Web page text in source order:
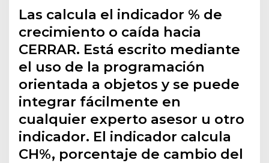
Las calcula el indicador % de
crecimiento o caída hacia
CERRAR. Está escrito mediante
el uso de la programación
orientada a objetos y se puede
integrar fácilmente en
cualquier experto asesor u otro
indicador. El indicador calcula
CH%, porcentaje de cambio del